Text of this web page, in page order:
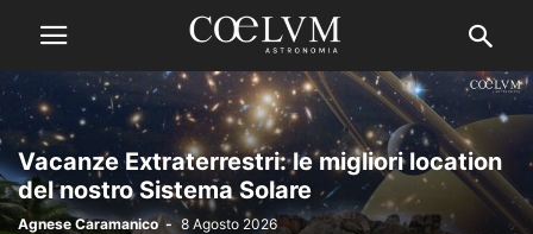
Vacanze Extraterrestri: le migliori location
del nostro Sistema Solare
Agnese Caramanico - 8 Agosto 2026